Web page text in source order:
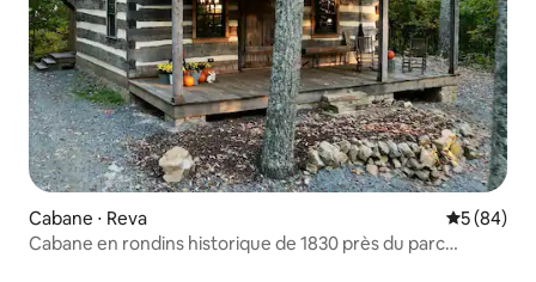
Cabane ⋅ Reva
5 (84)
Cabane en rondins historique de 1830 près du parc